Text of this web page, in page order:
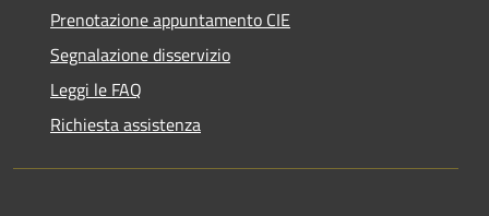
Prenotazione appuntamento CIE
Segnalazione disservizio
Leggi le FAQ
Richiesta assistenza